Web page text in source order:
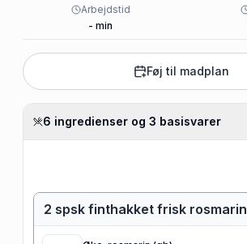
Arbejdstid
- min
Føj til madplan
6 ingredienser og 3 basisvarer
2 spsk finthakket frisk rosmarin